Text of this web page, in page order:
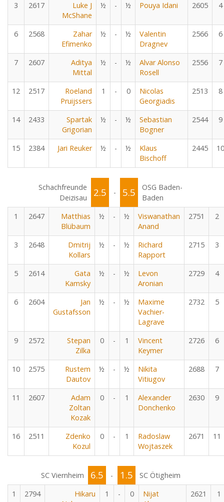
3 2617
Luke J
McShane
½ - ½ Pouya Idani 2605 4
6 2568
Zahar
Efimenko
½ - ½
Valentin
Dragnev
2566 6
7 2607
Aditya
Mittal
½ - ½
Alvar Alonso
Rosell
2556 7
12 2517
Roeland
Pruijssers
1 - 0
Nicolas
Georgiadis
2513 8
14 2433
Spartak
Grigorian
½ - ½
Sebastian
Bogner
2544 9
15 2384 Jari Reuker ½ - ½
Klaus
Bischoff
2445 10
Schachfreunde
Deizisau
2.5 - 5.5
OSG Baden-
Baden
1
2647
Matthias
Blübaum
½ - ½
Viswanathan
Anand
2751 2
3 2648
Dmitrij
Kollars
½ - ½
Richard
Rapport
2715 3
5 2614
Gata
Kamsky
½ - ½
Levon
Aronian
2729 4
6 2604
Jan
Gustafsson
½ - ½
Maxime
Vachier-
Lagrave
2732 5
9 2572
Stepan
Zilka
0 - 1
Vincent
Keymer
2726 6
10 2575
Rustem
Dautov
½ - ½
Nikita
Vitiugov
2688 7
11 2607
Adam
Zoltan
Kozak
0 - 1
Alexander
Donchenko
2630 9
16 2511
Zdenko
Kozul
0 - 1
Radoslaw
Wojtaszek
2671 11
SC Viernheim 6.5 - 1.5
SC Ötigheim
1
2794
Hikaru
1 - 0
Nijat
2621 1